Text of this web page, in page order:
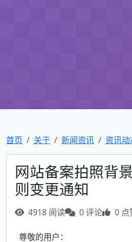
首页 关于 新闻资讯 资讯
网站备案拍照背
则变更通知
4918 阅读 0 评论 0 点
尊敬的用户：